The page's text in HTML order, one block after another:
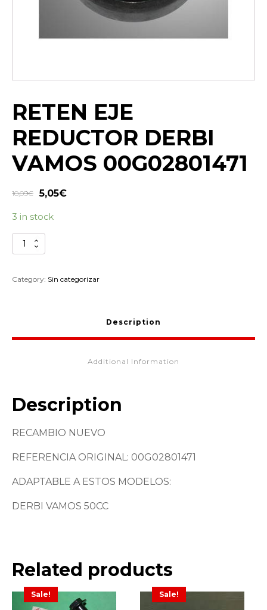
RETEN EJE
REDUCTOR DERBI
VAMOS 00G02801471
10,09€ 5,05€
3 in stock
RETEN
EJE
DERBI
Category: Sin categorizar
Description
Additional Information
Description
RECAMBIO NUEVO
REFERENCIA ORIGINAL: 00G02801471
ADAPTABLE A ESTOS MODELOS:
DERBI VAMOS 50CC
Related products
Sale! Sale!